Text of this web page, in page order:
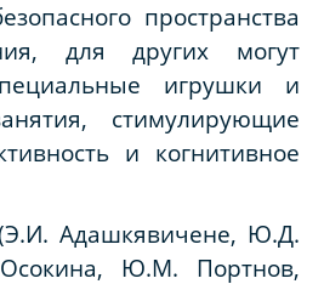
пространства
для других могут
игрушки и
стимулирующие
и когнитивное
Адашкявичене, Ю.Д.
Ю.М. Портнов,